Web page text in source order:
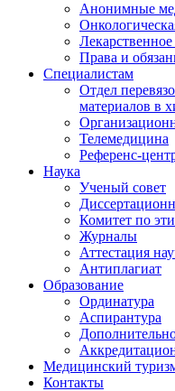
Анонимные
Права и
Специалистам
Отдел
материалов в
Телемедицина
Референс-
Наука
Ученый совет
Комитет по
Журналы
Аттестация
Антиплагиат
Образование
Ординатура
Аспирантура
Медицинский
Контакты